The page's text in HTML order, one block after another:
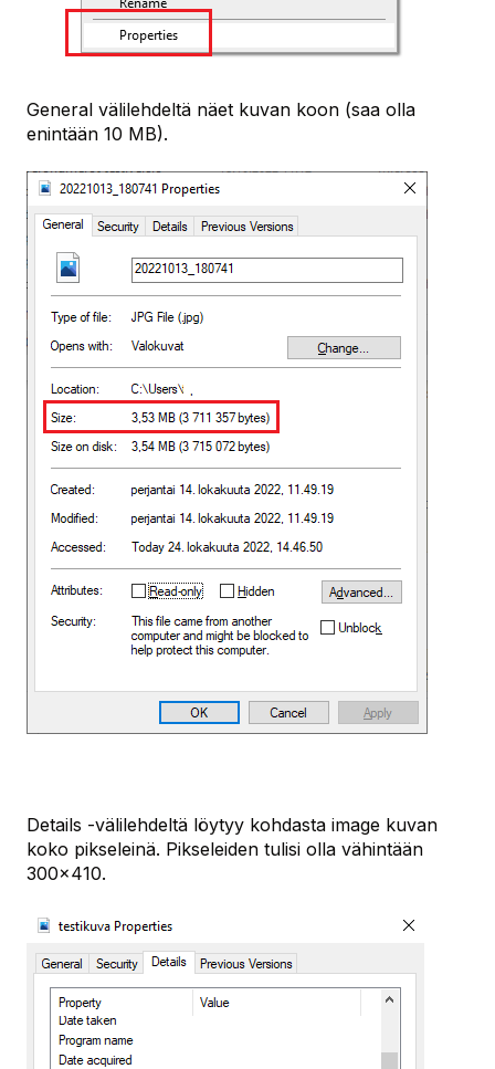
General välilehdeltä näet kuvan koon (saa olla
enintään 10 MB).
Details -välilehdeltä löytyy kohdasta image kuvan
koko pikseleinä. Pikseleiden tulisi olla vähintään
300x410.